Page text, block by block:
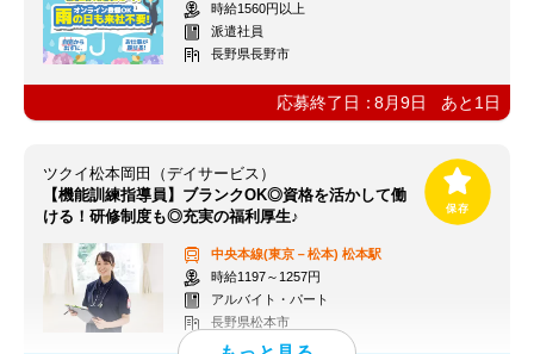
時給1560円以上
派遣社員
長野県長野市
応募終了日：8月9日 あと 1 日
ツクイ松本岡田（デイサービス）
【機能訓練指導員】ブランクOK◎資格を活かして働
ける！研修制度も◎充実の福利厚生♪
中央本線(東京－松本) 松本駅
時給1197～1257円
アルバイト・パート
長野県松本市